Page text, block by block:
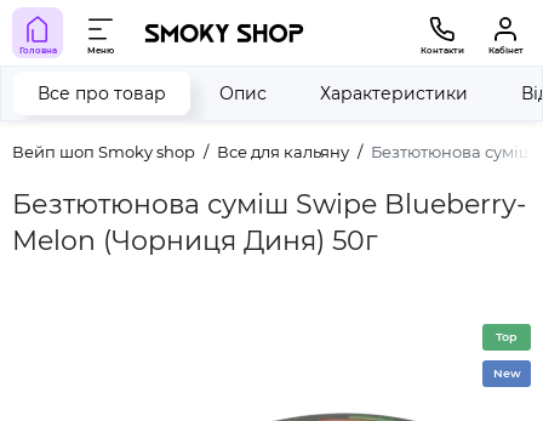
Головна Меню Контакти Кабінет
Вейп шоп Smoky shop Все для кальяну Безтютюнова суміш
Безтютюнова суміш Swipe Blueberry-
Melon (Чорниця Диня) 50г
Все про товар Опис Характеристики
Top
New